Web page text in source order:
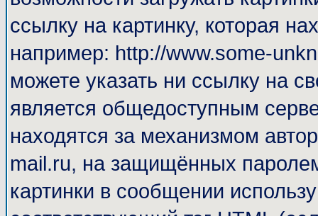
ссылку на картинку, которая
например: http://www.some-
можете указать ни ссылку на
является общедоступным
находятся за механизмом
mail.ru, на защищённых
картинки в сообщении